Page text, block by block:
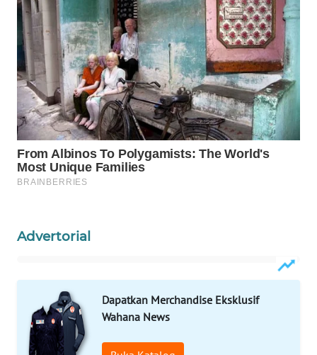
Advertorial
Dapatkan Merchandise Eksklusif
Wahana News
WAHANANEWS
NET
WAHANA
SPORT
WAHANA
UMKM
WAHANA
WAHANA
PERSONA
WAHANA
OTOMOTIF
WAHANA
HEALTH